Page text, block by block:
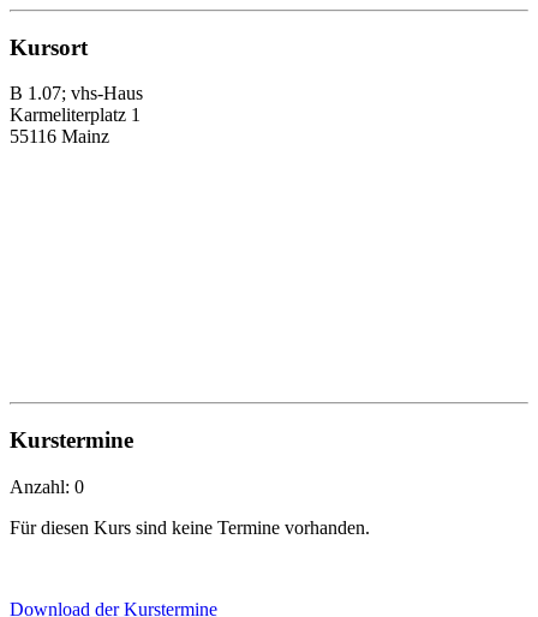
Kursort
B 1.07; vhs-Haus
Karmeliterplatz 1
55116 Mainz
Kurstermine
Anzahl: 0
Für diesen Kurs sind keine Termine vorhanden.
Download der Kurstermine